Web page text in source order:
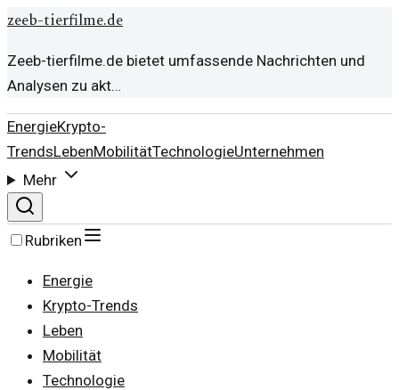
zeeb-tierfilme.de
Zeeb-tierfilme.de bietet umfassende Nachrichten und
Analysen zu akt…
EnergieKrypto-
TrendsLebenMobilitätTechnologieUnternehmen
Mehr
Rubriken
Energie
Krypto-Trends
Leben
Mobilität
Technologie